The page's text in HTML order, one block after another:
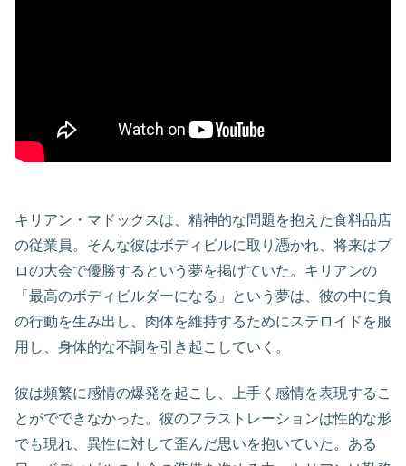
キリアン・マドックスは、精神的な問題を抱えた食料品店
の従業員。そんな彼はボディビルに取り憑かれ、将来はプ
ロの大会で優勝するという夢を掲げていた。キリアンの
「最高のボディビルダーになる」という夢は、彼の中に負
の行動を生み出し、肉体を維持するためにステロイドを服
用し、身体的な不調を引き起こしていく。
彼は頻繁に感情の爆発を起こし、上手く感情を表現するこ
とがでできなかった。彼のフラストレーションは性的な形
でも現れ、異性に対して歪んだ思いを抱いていた。ある